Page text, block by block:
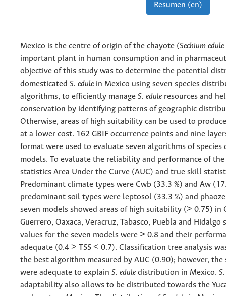
Resumen (en)
Mexico is the centre of origin of the chayote (Sechium edule
important plant in human consumption and in
objective of this study was to determine the potential
domesticated S. edule in Mexico using seven species
algorithms, to efficiently manage S. edule resources and
conservation by identifying patterns of geographic
Otherwise, areas of high suitability can be used to
at a lower cost. 162 GBIF occurrence points and nine
format were used to evaluate seven algorithms of
models. To evaluate the reliability and performance of
statistics Area Under the Curve (AUC) and true skill
Predominant climate types were Cwb (33.3 %) and Aw
predominant soil types were leptosol (33.3 %) and
seven models showed areas of high suitability (> 0.75) in
Guerrero, Oaxaca, Veracruz, Tabasco, Puebla and Hidalgo
values for the seven models were > 0.8 and their
adequate (0.4 > TSS < 0.7). Classification tree analysis
the best algorithm measured by AUC (0.90); however, the
were adequate to explain S. edule distribution in Mexico.
adaptability also allows to be distributed towards the